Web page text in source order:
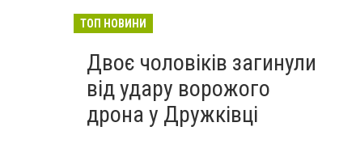
ТОП НОВИНИ
Двоє чоловіків загинули
від удару ворожого
дрона у Дружківці